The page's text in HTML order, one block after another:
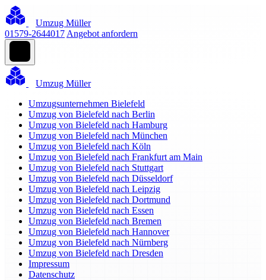
Umzug Müller
01579-2644017 Angebot anfordern
Umzug Müller
Umzugsunternehmen Bielefeld
Umzug von Bielefeld nach Berlin
Umzug von Bielefeld nach Hamburg
Umzug von Bielefeld nach München
Umzug von Bielefeld nach Köln
Umzug von Bielefeld nach Frankfurt am Main
Umzug von Bielefeld nach Stuttgart
Umzug von Bielefeld nach Düsseldorf
Umzug von Bielefeld nach Leipzig
Umzug von Bielefeld nach Dortmund
Umzug von Bielefeld nach Essen
Umzug von Bielefeld nach Bremen
Umzug von Bielefeld nach Hannover
Umzug von Bielefeld nach Nürnberg
Umzug von Bielefeld nach Dresden
Impressum
Datenschutz